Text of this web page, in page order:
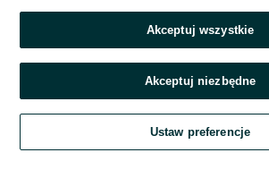
Zaloguj się
Kontynuując za pośrednictwem jednego z
OLX.pl w jego
Akceptuj wszystkie
Akceptuj niezbędne
Ustaw preferencje